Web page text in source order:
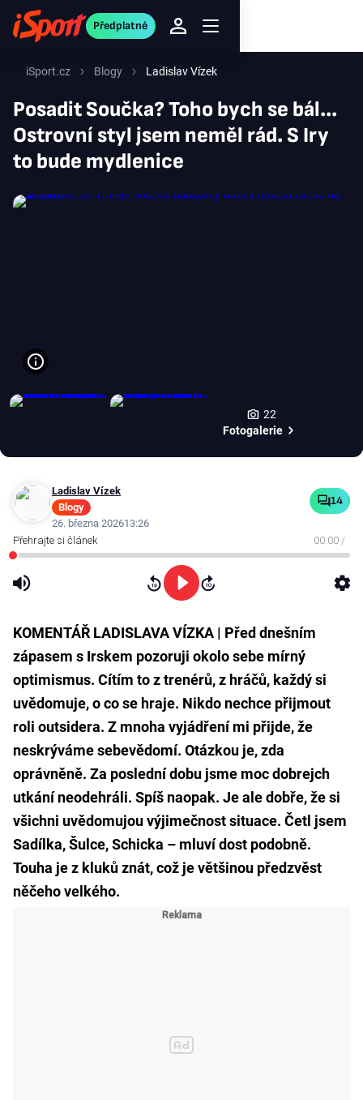
Předplatné
iSport.cz Blogy Ladislav Vízek
Posadit Součka? Toho bych se bál...
Ostrovní styl jsem neměl rád. S Iry
to bude mydlenice
22
Fotogalerie
Ladislav Vízek
Blogy
26. března 202613:26
14
00:00 /
KOMENTÁŘ LADISLAVA VÍZKA | Před dnešním
zápasem s Irskem pozoruji okolo sebe mírný
optimismus. Cítím to z trenérů, z hráčů, každý si
uvědomuje, o co se hraje. Nikdo nechce přijmout
roli outsidera. Z mnoha vyjádření mi přijde, že
neskrýváme sebevědomí. Otázkou je, zda
oprávněně. Za poslední dobu jsme moc dobrejch
utkání neodehráli. Spíš naopak. Je ale dobře, že si
všichni uvědomujou výjimečnost situace. Četl jsem
Sadílka, Šulce, Schicka – mluví dost podobně.
Touha je z kluků znát, což je většinou předzvěst
něčeho velkého.